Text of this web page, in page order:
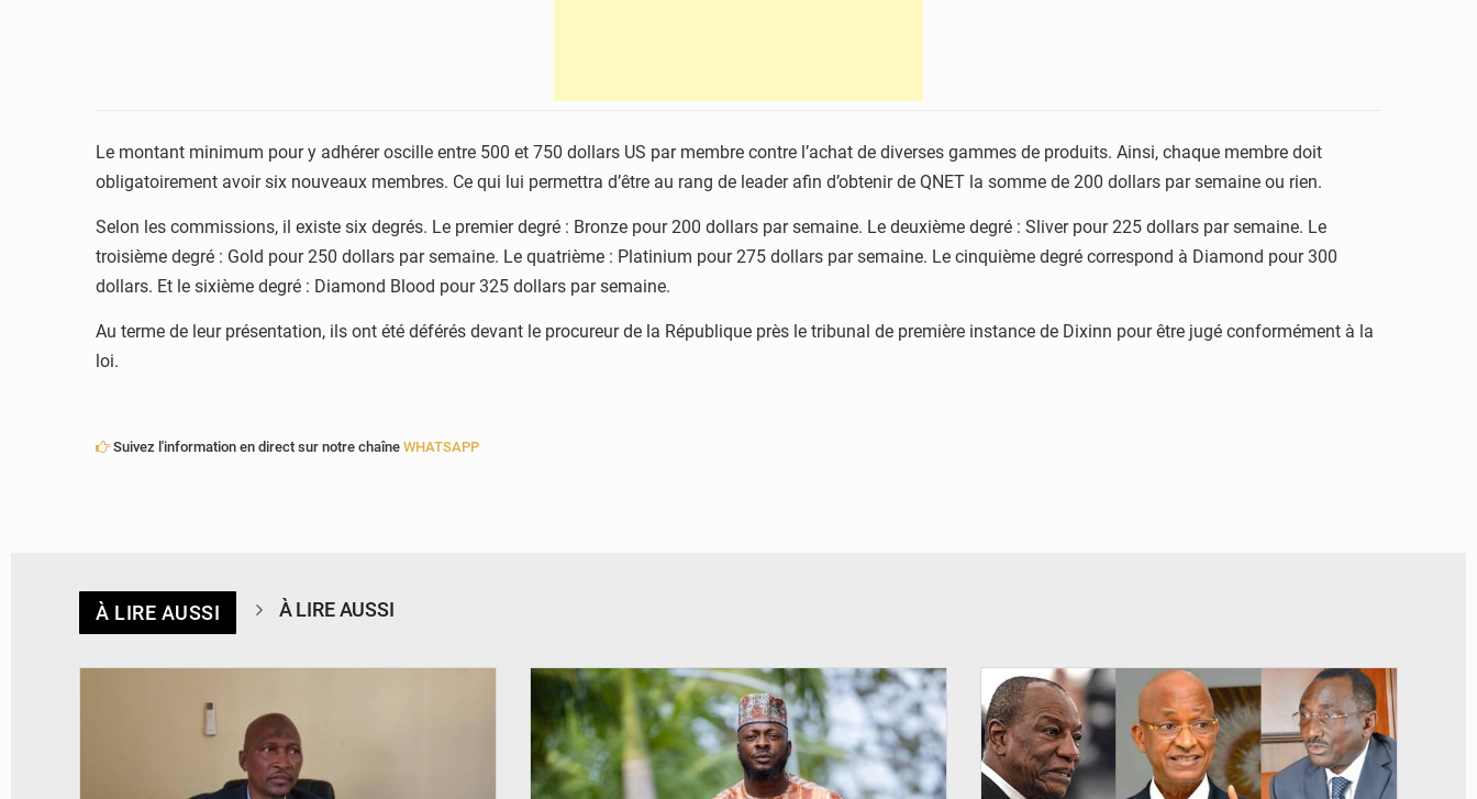
Le montant minimum pour y adhérer oscille entre 500 et 750 dollars US par membre contre l’achat de diverses gammes de produits. Ainsi, chaque membre doit
obligatoirement avoir six nouveaux membres. Ce qui lui permettra d’être au rang de leader afin d’obtenir de QNET la somme de 200 dollars par semaine ou rien.
Selon les commissions, il existe six degrés. Le premier degré : Bronze pour 200 dollars par semaine. Le deuxième degré : Sliver pour 225 dollars par semaine. Le
troisième degré : Gold pour 250 dollars par semaine. Le quatrième : Platinium pour 275 dollars par semaine. Le cinquième degré correspond à Diamond pour 300
dollars. Et le sixième degré : Diamond Blood pour 325 dollars par semaine.
Au terme de leur présentation, ils ont été déférés devant le procureur de la République près le tribunal de première instance de Dixinn pour être jugé conformément à la
loi.
Suivez l'information en direct sur notre chaîne WHATSAPP
À LIRE AUSSI À LIRE AUSSI